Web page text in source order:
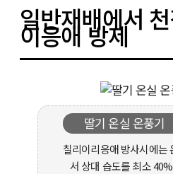
일반재배에서
이응애 방제
딸기 온실 온풍기
칠리이리응애 방사시에는
서 상대 습도를 최소